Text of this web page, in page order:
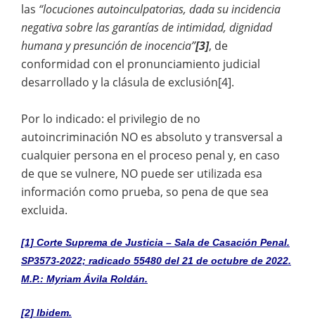
las “locuciones autoinculpatorias, dada su incidencia
negativa sobre las garantías de intimidad, dignidad
humana y presunción de inocencia”[3], de
conformidad con el pronunciamiento judicial
desarrollado y la clásula de exclusión[4].
Por lo indicado: el privilegio de no
autoincriminación NO es absoluto y transversal a
cualquier persona en el proceso penal y, en caso
de que se vulnere, NO puede ser utilizada esa
información como prueba, so pena de que sea
excluida.
[1] Corte Suprema de Justicia – Sala de Casación Penal.
SP3573-2022; radicado 55480 del 21 de octubre de 2022.
M.P.: Myriam Ávila Roldán.
[2] Ibidem.